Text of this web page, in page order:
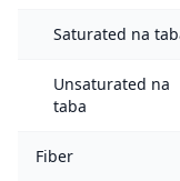
Saturated na
Unsaturated na
taba
Fiber